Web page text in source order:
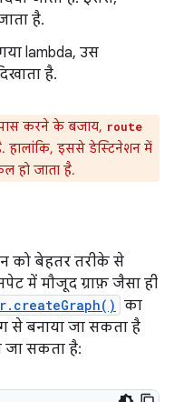
है.
lambda, उस
है.
करने के बजाय, route
हालांकि, इससे डेस्टिनेशन में
हो जाता है.
को बेहतर तरीके से
में मौजूद ग्राफ़ जैसा ही
का
से बनाया जा सकता है
जा सकता है: